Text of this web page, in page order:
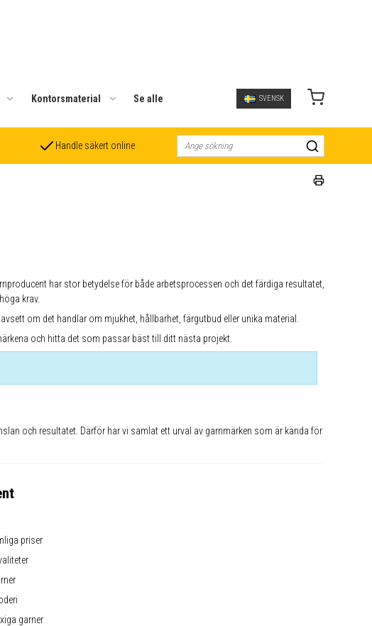
Kontorsmaterial Se alle SVENSK
Handle säkert online
har stor betydelse för både arbetsprocessen och det färdiga resultatet,
krav.
om det handlar om mjukhet, hållbarhet, färgutbud eller unika material.
och hitta det som passar bäst till ditt nästa projekt.
och resultatet. Därför har vi samlat ett urval av garnmärken som är kända för
priser
garner